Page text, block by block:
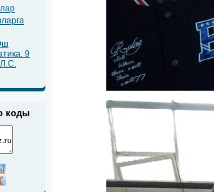
9
Л.С.
коды